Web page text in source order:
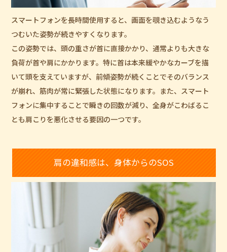
スマートフォンを長時間使用すると、画面を覗き込むようなう
つむいた姿勢が続きやすくなります。
この姿勢では、頭の重さが首に直接かかり、通常よりも大きな
負荷が首や肩にかかります。特に首は本来緩やかなカーブを描
いて頭を支えていますが、前傾姿勢が続くことでそのバランス
が崩れ、筋肉が常に緊張した状態になります。また、スマート
フォンに集中することで瞬きの回数が減り、全身がこわばるこ
とも肩こりを悪化させる要因の一つです。
肩の違和感は、身体からのSOS